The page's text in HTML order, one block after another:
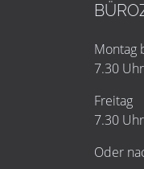
Montag
7.30
Freitag
7.30
Oder